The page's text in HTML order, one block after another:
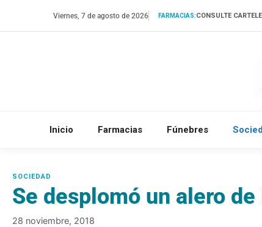
Viernes, 7 de agosto de 2026 FARMACIAS:CONSULTE
Inicio Farmacias Fúnebres
Se desplomó un alero
28 noviembre, 2018